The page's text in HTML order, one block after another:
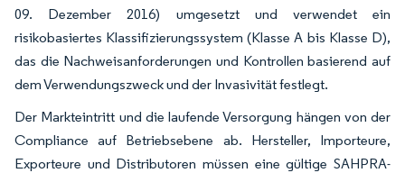
09. Dezember 2016) umgesetzt und verwendet ein
risikobasiertes Klassifizierungssystem (Klasse A bis Klasse D),
das die Nachweisanforderungen und Kontrollen basierend auf
dem Verwendungszweck und der Invasivität festlegt.
Der Markteintritt und die laufende Versorgung hängen von der
Compliance auf Betriebsebene ab. Hersteller, Importeure,
Exporteure und Distributoren müssen eine gültige SAHPRA-